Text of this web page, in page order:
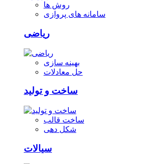
روش ها
سامانه های پروازی
ریاضی
بهینه سازی
حل معادلات
ساخت و تولید
ساخت قالب
شکل دهی
سیالات